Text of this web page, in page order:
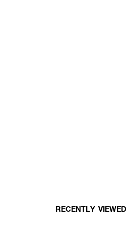
RECENTLY VIEWED